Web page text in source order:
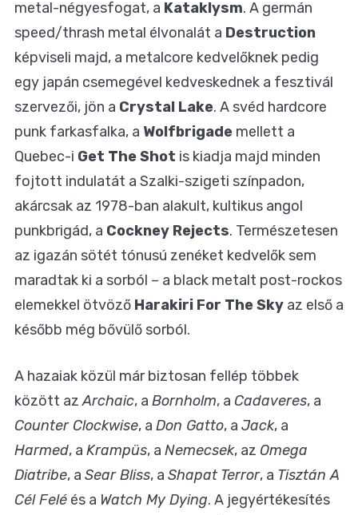
metal-négyesfogat, a Kataklysm. A germán
speed/thrash metal élvonalát a Destruction
képviseli majd, a metalcore kedvelőknek pedig
egy japán csemegével kedveskednek a fesztivál
szervezői, jön a Crystal Lake. A svéd hardcore
punk farkasfalka, a Wolfbrigade mellett a
Quebec-i Get The Shot is kiadja majd minden
fojtott indulatát a Szalki-szigeti színpadon,
akárcsak az 1978-ban alakult, kultikus angol
punkbrigád, a Cockney Rejects. Természetesen
az igazán sötét tónusú zenéket kedvelők sem
maradtak ki a sorból – a black metalt post-rockos
elemekkel ötvöző Harakiri For The Sky az első a
később még bővülő sorból.
A hazaiak közül már biztosan fellép többek
között azArchaic, a Bornholm, a Cadaveres, a
Counter Clockwise, a Don Gatto, a Jack, a
Harmed, a Krampüs, a Nemecsek, az Omega
Diatribe, a Sear Bliss, a Shapat Terror, a Tisztán A
Cél Felé és a Watch My Dying. A jegyértékesítés